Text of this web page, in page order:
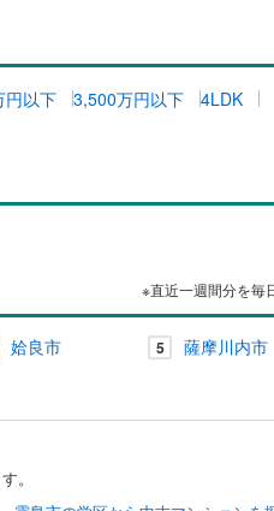
円以下 3,500万円以下
4LDK
※直近一週間分を毎
姶良市 5 薩摩川内市
。